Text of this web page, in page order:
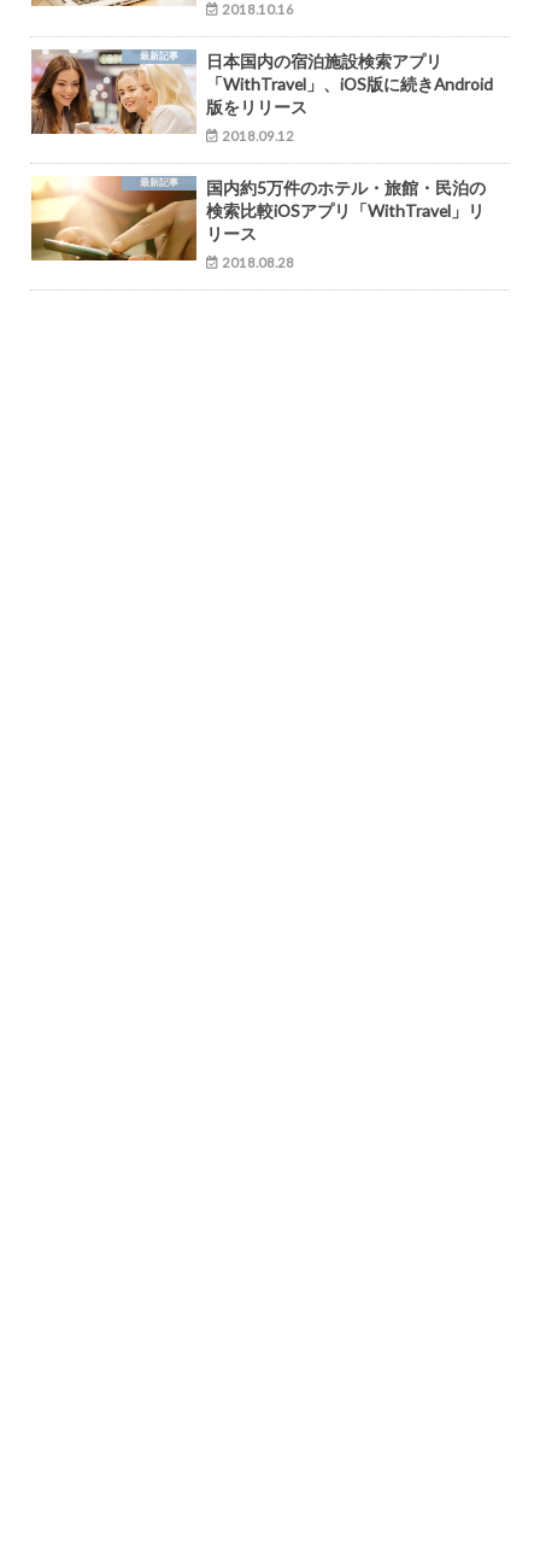
2018.10.16
最新記事
日本国内の宿泊施設検索アプリ
「WithTravel」、iOS版に続きAndroid
版をリリース
2018.09.12
最新記事
国内約5万件のホテル・旅館・民泊の
検索比較iOSアプリ「WithTravel」リ
リース
2018.08.28